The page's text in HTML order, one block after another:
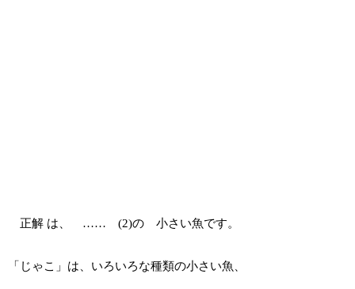
正解 は、 …… (2)の 小さい魚です。
「じゃこ」は、いろいろな種類の小さい魚、